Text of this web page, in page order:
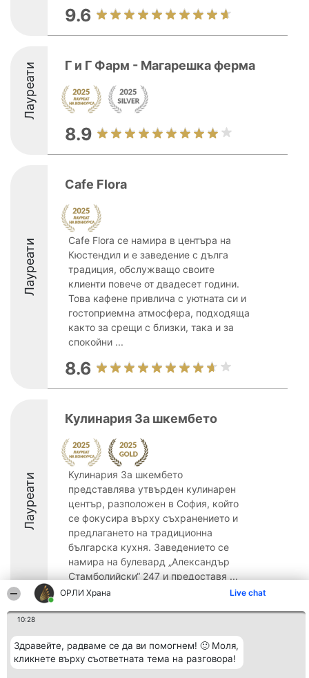
ОРЛИ Храна Live chat
10:28
Здравейте, радваме се да ви помогнем! 🙂 Моля,
кликнете върху съответната тема на разговора!
9.6
Лауреати Г и Г Фарм - Магарешка ферма
8.9
Лауреати
Cafe Flora
Cafe Flora се намира в центъра на
Кюстендил и е заведение с дълга
традиция, обслужващо своите
клиенти повече от двадесет години.
Това кафене привлича с уютната си и
гостоприемна атмосфера, подходяща
както за срещи с близки, така и за
спокойни ...
8.6
Лауреати
Кулинария За шкембето
Кулинария За шкембето
представлява утвърден кулинарен
център, разположен в София, който
се фокусира върху съхранението и
предлагането на традиционна
българска кухня. Заведението се
намира на булевард „Александър
Стамболийски“ 247 и предоставя ...
9.1
Организатор на
класиране
Beautiful Company S.R.L.
Класация
Победители
Списък на
Контакти
Контакти